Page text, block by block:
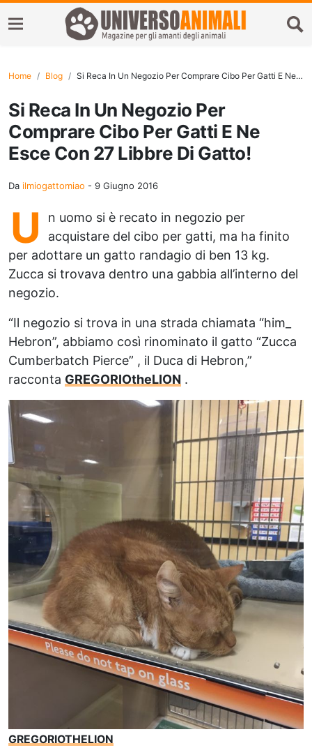
Home Blog Si Reca In Un Negozio Per Comprare Cibo Per Gatti E Ne Esce Con 27 Libbre Di Gatto!
Si Reca In Un Negozio Per
Comprare Cibo Per Gatti E Ne
Esce Con 27 Libbre Di Gatto!
Da ilmiogattomiao - 9 Giugno 2016
U
n uomo si è recato in negozio per
acquistare del cibo per gatti, ma ha finito
per adottare un gatto randagio di ben 13 kg.
Zucca si trovava dentro una gabbia all’interno del
negozio.
“Il negozio si trova in una strada chiamata “him_
Hebron”, abbiamo così rinominato il gatto “Zucca
Cumberbatch Pierce” , il Duca di Hebron,”
racconta GREGORIOtheLION .
GREGORIOTHELION